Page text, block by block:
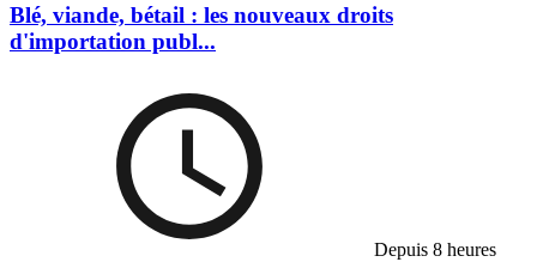
Blé, viande, bétail : les nouveaux droits
d'importation publ...
Depuis 8 heures